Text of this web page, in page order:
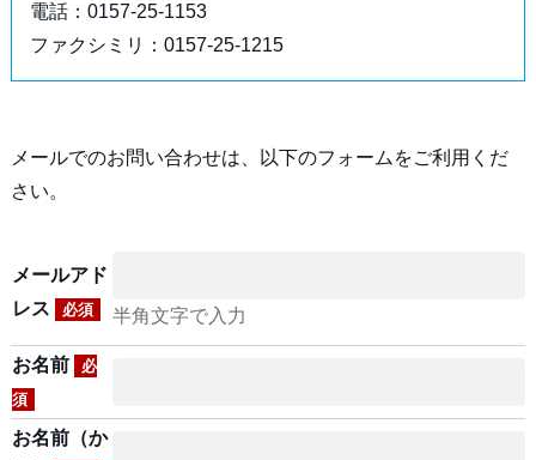
電話：0157-25-1153
ファクシミリ：0157-25-1215
メールでのお問い合わせは、以下のフォームをご利用くだ
さい。
メールアド
レス
必須 半角文字で入力
お名前
必
須
お名前（か